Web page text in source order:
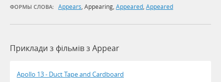
ФОРМЫ СЛОВА: Appears, Appearing, Appeared, Appeared
Приклади з фільмів з Appear
Apollo 13 - Duct Tape and Cardboard